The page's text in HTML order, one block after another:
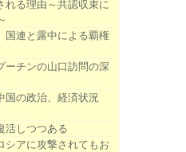
れる理由～共認収束に
国連と露中による覇権
ーチンの山口訪問の深
国の政治、経済状況
活しつつある
シアに攻撃されてもお